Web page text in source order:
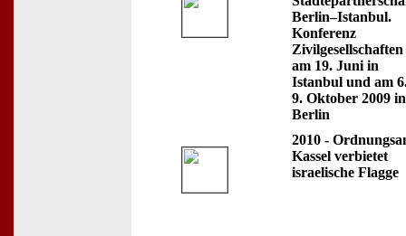
Berlin–Istanbul.
Konferenz
Zivilgesellschaften
am 19. Juni in
Istanbul und am
9. Oktober 2009 in
Berlin
2010 -
Kassel verbietet
israelische Flagge